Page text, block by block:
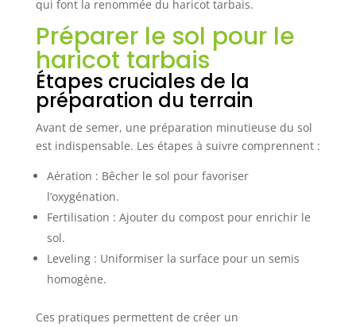
qui font la renommée du haricot tarbais.
Préparer le sol pour le
haricot tarbais
Étapes cruciales de la
préparation du terrain
Avant de semer, une préparation minutieuse du sol
est indispensable. Les étapes à suivre comprennent :
Aération : Bêcher le sol pour favoriser
l’oxygénation.
Fertilisation : Ajouter du compost pour enrichir le
sol.
Leveling : Uniformiser la surface pour un semis
homogène.
Ces pratiques permettent de créer un